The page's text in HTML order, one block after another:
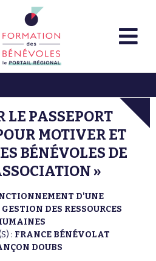
LE PASSEPORT
MOTIVER ET
BÉNÉVOLES DE
»
D'UNE
DES RESSOURCES
: FRANCE BÉNÉVOLAT
DOUBS